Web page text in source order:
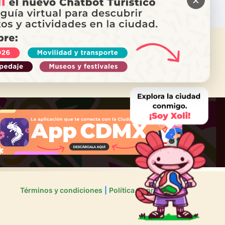
AYUDA?
a Locatel
Términos y condiciones Política de privacidad